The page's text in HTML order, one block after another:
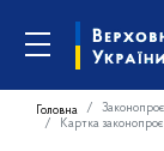
Головна
Картка